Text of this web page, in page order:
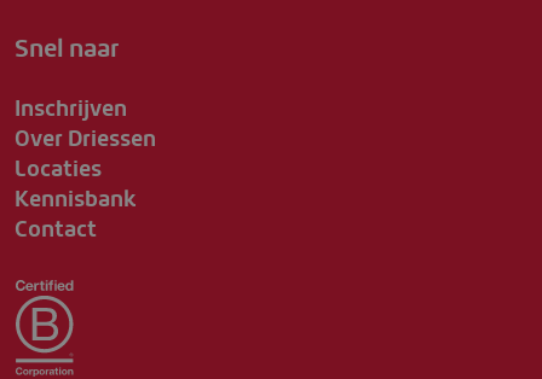
Snel naar
Inschrijven
Over Driessen
Locaties
Kennisbank
Contact